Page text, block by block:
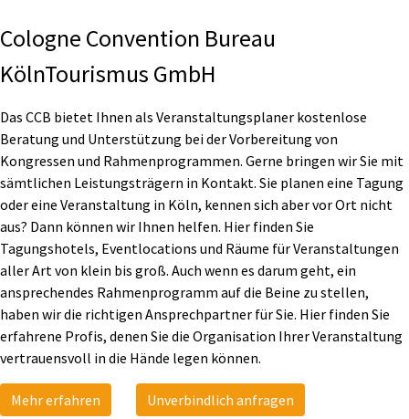
Cologne Convention Bureau
KölnTourismus GmbH
Das CCB bietet Ihnen als Veranstaltungsplaner kostenlose
Beratung und Unterstützung bei der Vorbereitung von
Kongressen und Rahmenprogrammen. Gerne bringen wir Sie mit
sämtlichen Leistungsträgern in Kontakt. Sie planen eine Tagung
oder eine Veranstaltung in Köln, kennen sich aber vor Ort nicht
aus? Dann können wir Ihnen helfen. Hier finden Sie
Tagungshotels, Eventlocations und Räume für Veranstaltungen
aller Art von klein bis groß. Auch wenn es darum geht, ein
ansprechendes Rahmenprogramm auf die Beine zu stellen,
haben wir die richtigen Ansprechpartner für Sie. Hier finden Sie
erfahrene Profis, denen Sie die Organisation Ihrer Veranstaltung
vertrauensvoll in die Hände legen können.
Mehr erfahren Unverbindlich anfragen